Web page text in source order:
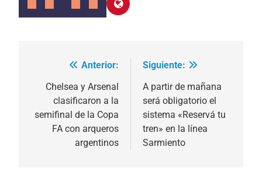
Navegación
entradas
Anterior:
Chelsea y Arsenal
clasificaron a la
semifinal de la Copa
FA con arqueros
argentinos
Siguiente:
A partir de mañana
será obligatorio el
sistema «Reservá tu
tren» en la línea
Sarmiento